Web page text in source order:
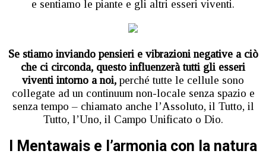
e sentiamo le piante e gli altri esseri viventi.
Se stiamo inviando pensieri e vibrazioni negative a ciò
che ci circonda, questo influenzerà tutti gli esseri
viventi intorno a noi, perché tutte le cellule sono
collegate ad un continuum non-locale senza spazio e
senza tempo – chiamato anche l’Assoluto, il Tutto, il
Tutto, l’Uno, il Campo Unificato o Dio.
I Mentawais e l’armonia con la natura